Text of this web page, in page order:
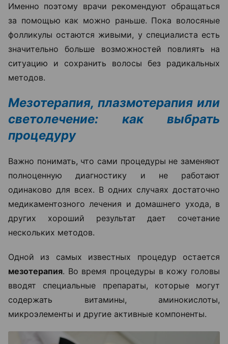
Именно поэтому врачи рекомендуют обращаться
за помощью как можно раньше. Пока волосяные
фолликулы остаются живыми, у специалиста есть
значительно больше возможностей повлиять на
ситуацию и сохранить волосы без радикальных
методов.
Мезотерапия, плазмотерапия или
светолечение: как выбрать
процедуру
Важно понимать, что сами процедуры не заменяют
полноценную диагностику и не работают
одинаково для всех. В одних случаях достаточно
медикаментозного лечения и домашнего ухода, в
других хороший результат дает сочетание
нескольких методов.
Одной из самых известных процедур остается
мезотерапия. Во время процедуры в кожу головы
вводят специальные препараты, которые могут
содержать витамины, аминокислоты,
микроэлементы и другие активные компоненты.